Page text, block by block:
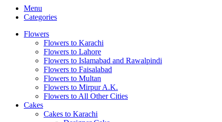
Menu
Categories
Flowers
Flowers to Karachi
Flowers to Lahore
Flowers to Islamabad and Rawalpindi
Flowers to Faisalabad
Flowers to Multan
Flowers to Mirpur A.K.
Flowers to All Other Cities
Cakes
Cakes to Karachi